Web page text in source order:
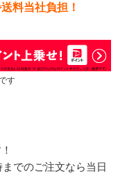
送料当社負担！
す
までのご注文なら当日